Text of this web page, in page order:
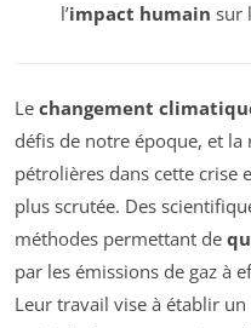
l’impact humain sur
Le changement
défis de notre époque, et
pétrolières dans cette crise
plus scrutée. Des
méthodes permettant de
par les émissions de gaz à
Leur travail vise à établir un